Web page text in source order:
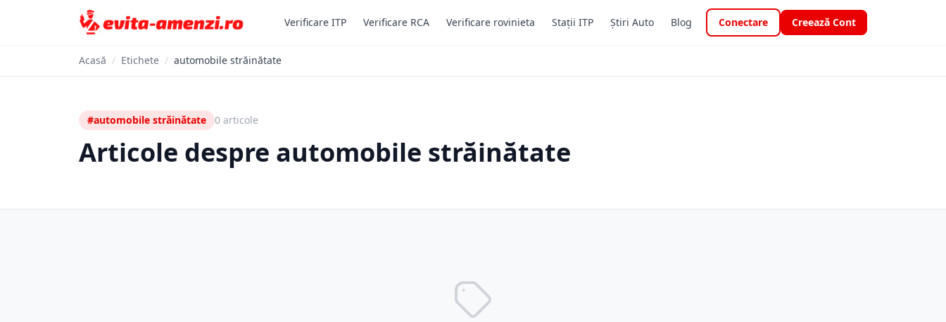
Verificare ITP Verificare RCA Verificare rovinieta Stații ITP Știri Auto Blog Conectare Creează Cont
Acasă / Etichete / automobile străinătate
#automobile străinătate 0 articole
Articole despre automobile străinătate